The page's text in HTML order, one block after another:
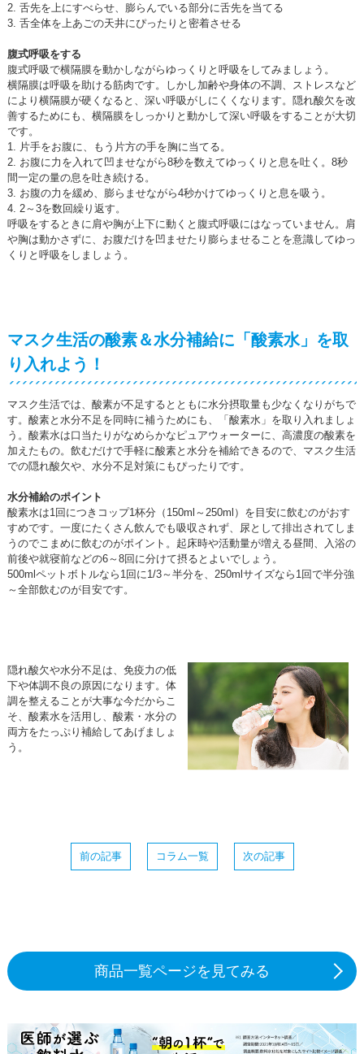
2. 舌先を上にすべらせ、膨らんでいる部分に舌先を当てる
3. 舌全体を上あごの天井にぴったりと密着させる
腹式呼吸をする
腹式呼吸で横隔膜を動かしながらゆっくりと呼吸をしてみましょう。
横隔膜は呼吸を助ける筋肉です。しかし加齢や身体の不調、ストレスなど
により横隔膜が硬くなると、深い呼吸がしにくくなります。隠れ酸欠を改
善するためにも、横隔膜をしっかりと動かして深い呼吸をすることが大切
です。
1. 片手をお腹に、もう片方の手を胸に当てる。
2. お腹に力を入れて凹ませながら8秒を数えてゆっくりと息を吐く。8秒
間一定の量の息を吐き続ける。
3. お腹の力を緩め、膨らませながら4秒かけてゆっくりと息を吸う。
4. 2～3を数回繰り返す。
呼吸をするときに肩や胸が上下に動くと腹式呼吸にはなっていません。肩
や胸は動かさずに、お腹だけを凹ませたり膨らませることを意識してゆっ
くりと呼吸をしましょう。
マスク生活の酸素＆水分補給に「酸素水」を取
り入れよう！
マスク生活では、酸素が不足するとともに水分摂取量も少なくなりがちで
す。酸素と水分不足を同時に補うためにも、「酸素水」を取り入れましょ
う。酸素水は口当たりがなめらかなピュアウォーターに、高濃度の酸素を
加えたもの。飲むだけで手軽に酸素と水分を補給できるので、マスク生活
での隠れ酸欠や、水分不足対策にもぴったりです。
水分補給のポイント
酸素水は1回につきコップ1杯分（150ml～250ml）を目安に飲むのがおす
すめです。一度にたくさん飲んでも吸収されず、尿として排出されてしま
うのでこまめに飲むのがポイント。起床時や活動量が増える昼間、入浴の
前後や就寝前などの6～8回に分けて摂るとよいでしょう。
500mlペットボトルなら1回に1/3～半分を、250mlサイズなら1回で半分強
～全部飲むのが目安です。
隠れ酸欠や水分不足は、免疫力の低
下や体調不良の原因になります。体
調を整えることが大事な今だからこ
そ、酸素水を活用し、酸素・水分の
両方をたっぷり補給してあげましょ
う。
前の記事 コラム一覧 次の記事
商品一覧ページを見てみる